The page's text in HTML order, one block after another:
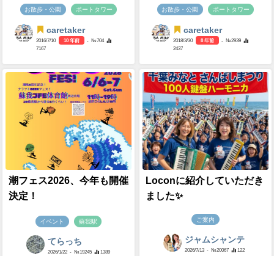
お散歩・公園 ポートタワー
caretaker
2016/7/10 10 年前
- №704
7167
お散歩・公園 ポートタワー
caretaker
2018/3/30 8 年前
- №2939
2437
潮フェス2026、今年も開催
決定！
イベント 蘇我駅
てらっち
2026/1/22 - №19245 1389
Loconに紹介していただき
ました✨
ご案内
ジャムシャンテ
2026/7/13 - №20067 122